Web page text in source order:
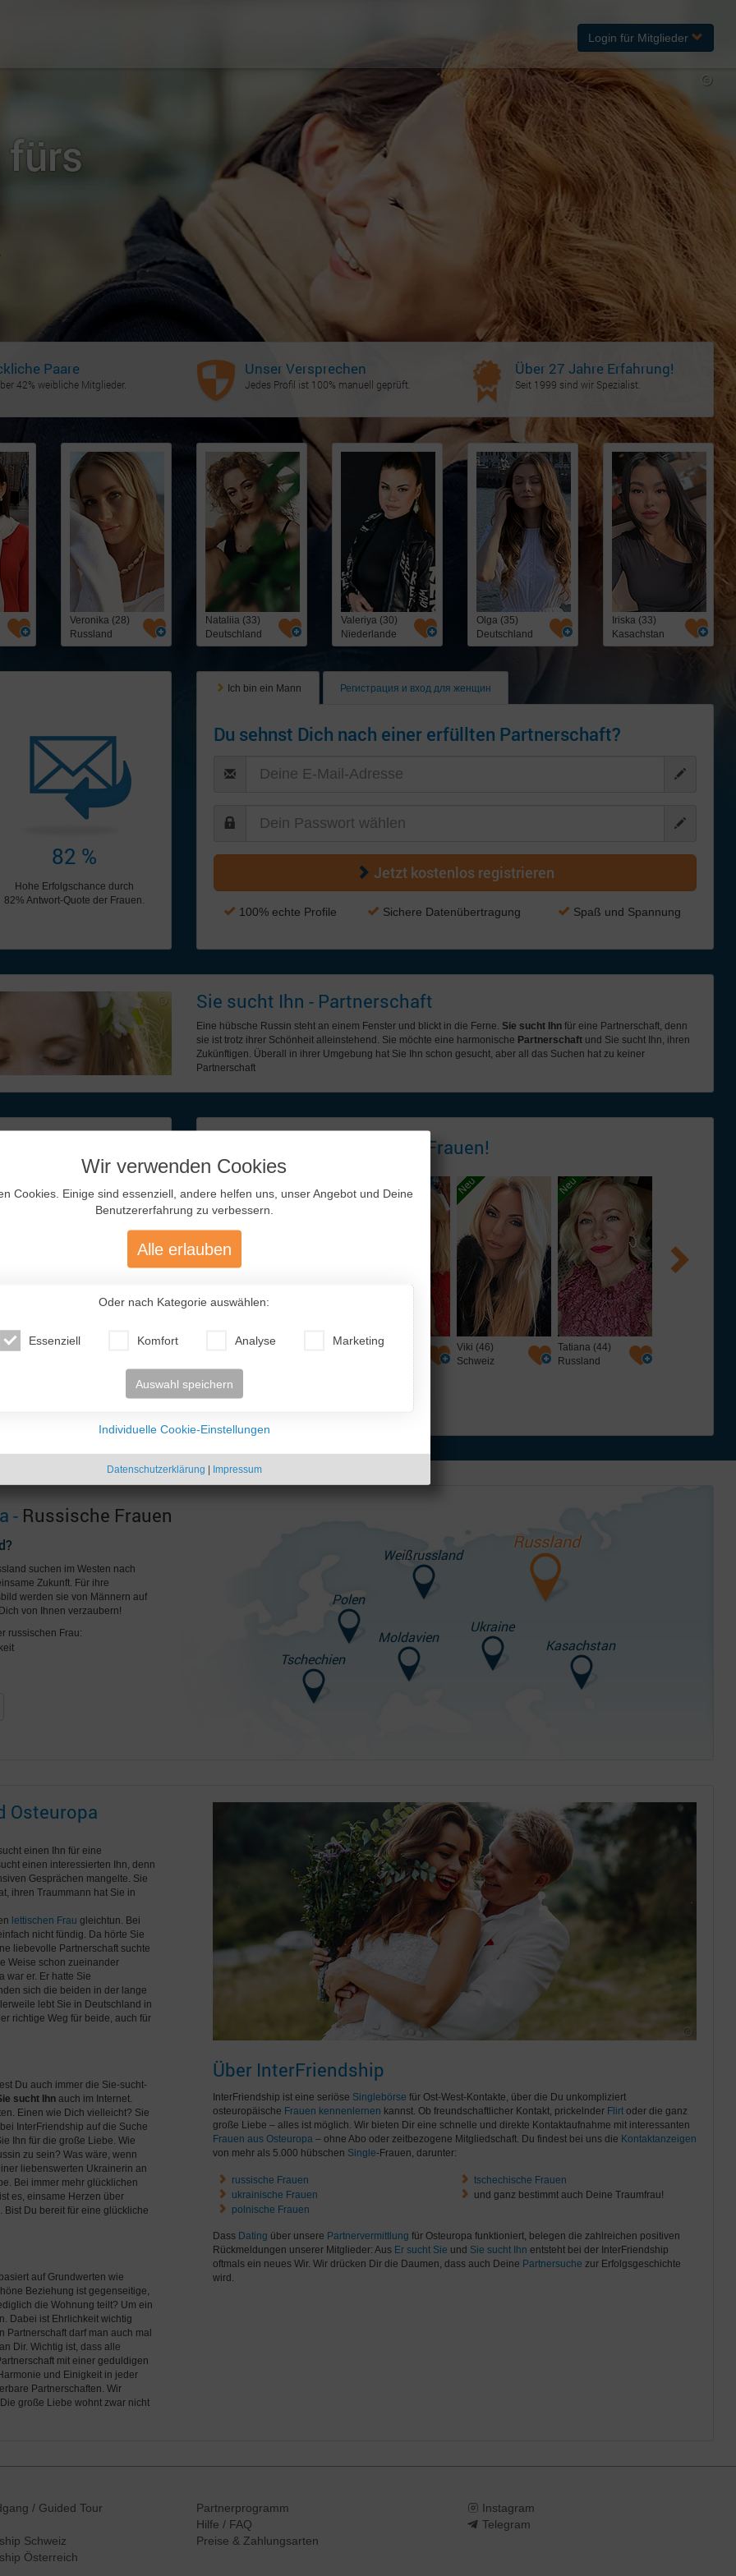
fürs
Paare
42% weibliche Mitglieder.
Unser Versprechen
Jedes Profil ist 100% manuell geprüft.
Über 27 Jahre Erfahrung!
Seit 1999 sind wir Spezialist.
Veronika (28)
Russland
Nataliia (33)
Deutschland
Valeriya (30)
Niederlande
Olga (35)
Deutschland
Iriska (33)
Kasachstan
82 %
Hohe Erfolgschance durch
82% Antwort-Quote der Frauen.
Ich bin ein Mann Регистрация и вход для женщин
Du sehnst Dich nach einer erfüllten Partnerschaft?
Jetzt kostenlos registrieren
100% echte Profile Sichere Datenübertragung Spaß und Spannung
Sie sucht Ihn - Partnerschaft
Eine hübsche Russin steht an einem Fenster und blickt in die Ferne. Sie sucht Ihn für eine Partnerschaft, denn
sie ist trotz ihrer Schönheit alleinstehend. Sie möchte eine harmonische Partnerschaft und Sie sucht Ihn, ihren
Zukünftigen. Überall in ihrer Umgebung hat Sie Ihn schon gesucht, aber all das Suchen hat zu keiner
Partnerschaft
wir wünschen:
und
Also
all die Einsamen und
dass dies alles real
Briefen hier zunächst
auf dieser Seite
Frauen!
Vitaliya (40)
Ann (22)
Tatjana (56)
Viki (46)
Tatiana (44)
Russland
Mila (53)
Russland
- Russische Frauen
suchen im Westen nach
Zukunft. Für ihre
werden sie von Männern auf
von Ihnen verzaubern!
russischen Frau:
Weißrussland
Russland
Polen
Ukraine
Moldavien Kasachstan
Tschechien
Osteuropa
einen Ihn für eine
einen interessierten Ihn, denn
Gesprächen mangelte. Sie
ihren Traummann hat Sie in
lettischen Frau gleichtun. Bei
nicht fündig. Da hörte Sie
liebevolle Partnerschaft suchte
Weise schon zueinander
war er. Er hatte Sie
sich die beiden in der lange
lebt Sie in Deutschland in
richtige Weg für beide, auch für
Du auch immer die Sie-sucht-
sucht Ihn auch im Internet.
Einen wie Dich vielleicht? Sie
InterFriendship auf die Suche
Ihn für die große Liebe. Wie
zu sein? Was wäre, wenn
liebenswerten Ukrainerin an
Bei immer mehr glücklichen
es, einsame Herzen über
Bist Du bereit für eine glückliche
auf Grundwerten wie
Beziehung ist gegenseitige,
die Wohnung teilt? Um ein
Dabei ist Ehrlichkeit wichtig
Partnerschaft darf man auch mal
Dir. Wichtig ist, dass alle
mit einer geduldigen
und Einigkeit in jeder
Partnerschaften. Wir
große Liebe wohnt zwar nicht
Über InterFriendship
InterFriendship ist eine seriöse Singlebörse für Ost-West-Kontakte, über die Du unkompliziert
osteuropäische Frauen kennenlernen kannst. Ob freundschaftlicher Kontakt, prickelnder Flirt oder die ganz
große Liebe – alles ist möglich. Wir bieten Dir eine schnelle und direkte Kontaktaufnahme mit interessanten
Frauen aus Osteuropa – ohne Abo oder zeitbezogene Mitgliedschaft. Du findest bei uns die Kontaktanzeigen
von mehr als 5.000 hübschen Single-Frauen, darunter:
russische Frauen
ukrainische Frauen
polnische Frauen
tschechische Frauen
und ganz bestimmt auch Deine Traumfrau!
Dass Dating über unsere Partnervermittlung für Osteuropa funktioniert, belegen die zahlreichen positiven
Rückmeldungen unserer Mitglieder: Aus Er sucht Sie und Sie sucht Ihn entsteht bei der InterFriendship
oftmals ein neues Wir. Wir drücken Dir die Daumen, dass auch Deine Partnersuche zur Erfolgsgeschichte
wird.
/ Guided Tour
Schweiz
Österreich
Partnerprogramm
Hilfe / FAQ
Preise & Zahlungsarten
Instagram
Telegram
Login für Mitglieder
Wir verwenden Cookies
Cookies. Einige sind essenziell, andere helfen uns, unser Angebot und Deine
Benutzererfahrung zu verbessern.
Alle erlauben
Oder nach Kategorie auswählen:
Essenziell Komfort Analyse Marketing
Auswahl speichern
Individuelle Cookie-Einstellungen
Datenschutzerklärung | Impressum